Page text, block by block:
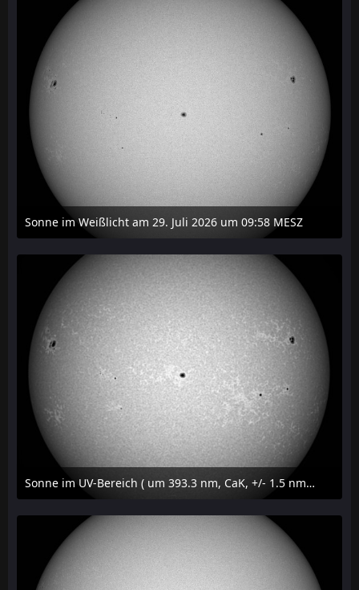
Sonne im Weißlicht am 29. Juli 2026 um 09:58 MESZ
31. Juli 2026 um 20:03
Sonne im UV-Bereich ( um 393.3 nm, CaK, +/- 1.5 nm) am 29. Juli 2026 um 09:50 MESZ
31. Juli 2026 um 20:03